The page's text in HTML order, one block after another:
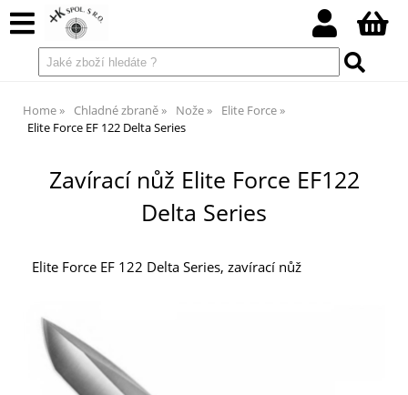
Home Chladné zbraně Nože
Elite Force
Elite Force EF 122 Delta Series
Zavírací nůž Elite Force EF122
Delta Series
Elite Force EF 122 Delta Series, zavírací nůž